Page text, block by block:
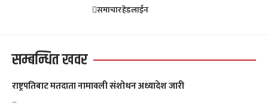
समाचारहेडलाईन
सम्बन्धित खवर
राष्ट्रपतिबाट मतदाता नामावली संशोधन अध्यादेश जारी